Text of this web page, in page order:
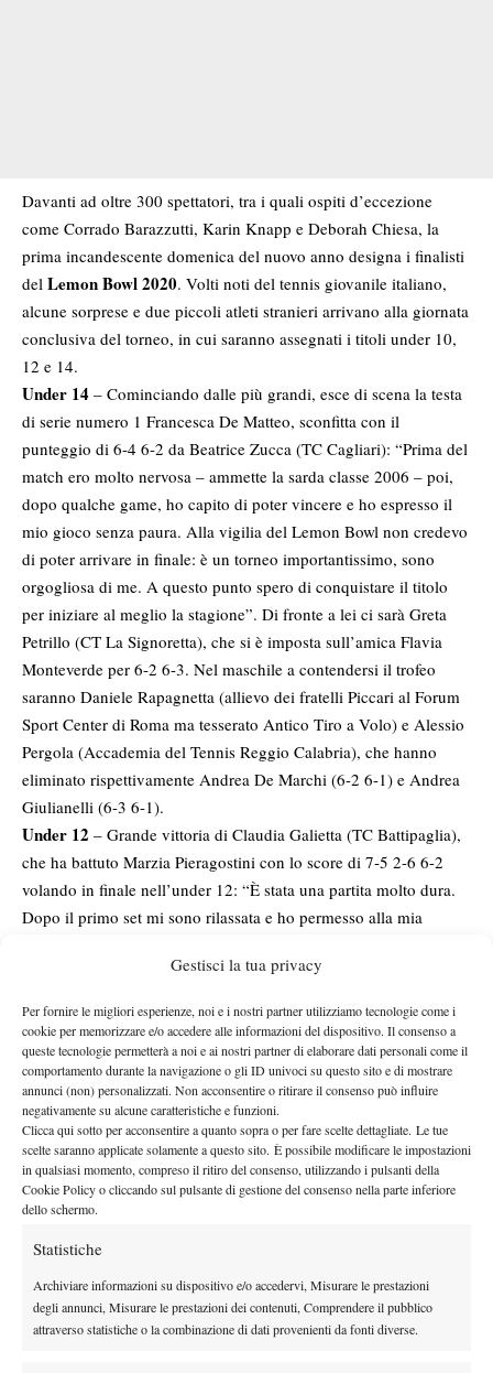
Gestisci la tua privacy
Per fornire le migliori esperienze, noi e i nostri partner utilizziamo tecnologie come i
cookie per memorizzare e/o accedere alle informazioni del dispositivo. Il consenso a
queste tecnologie permetterà a noi e ai nostri partner di elaborare dati personali come il
comportamento durante la navigazione o gli ID univoci su questo sito e di mostrare
annunci (non) personalizzati. Non acconsentire o ritirare il consenso può influire
negativamente su alcune caratteristiche e funzioni.
Clicca qui sotto per acconsentire a quanto sopra o per fare scelte dettagliate. Le tue
scelte saranno applicate solamente a questo sito. È possibile modificare le impostazioni
in qualsiasi momento, compreso il ritiro del consenso, utilizzando i pulsanti della
Cookie Policy o cliccando sul pulsante di gestione del consenso nella parte inferiore
dello schermo.
Statistiche
Archiviare informazioni su dispositivo e/o accedervi, Misurare le prestazioni
degli annunci, Misurare le prestazioni dei contenuti, Comprendere il pubblico
attraverso statistiche o la combinazione di dati provenienti da fonti diverse.
Davanti ad oltre 300 spettatori, tra i quali ospiti d’eccezione
come Corrado Barazzutti, Karin Knapp e Deborah Chiesa, la
prima incandescente domenica del nuovo anno designa i finalisti
del Lemon Bowl 2020. Volti noti del tennis giovanile italiano,
alcune sorprese e due piccoli atleti stranieri arrivano alla giornata
conclusiva del torneo, in cui saranno assegnati i titoli under 10,
12 e 14.
Under 14 – Cominciando dalle più grandi, esce di scena la testa
di serie numero 1 Francesca De Matteo, sconfitta con il
punteggio di 6-4 6-2 da Beatrice Zucca (TC Cagliari): “Prima del
match ero molto nervosa – ammette la sarda classe 2006 – poi,
dopo qualche game, ho capito di poter vincere e ho espresso il
mio gioco senza paura. Alla vigilia del Lemon Bowl non credevo
di poter arrivare in finale: è un torneo importantissimo, sono
orgogliosa di me. A questo punto spero di conquistare il titolo
per iniziare al meglio la stagione”. Di fronte a lei ci sarà Greta
Petrillo (CT La Signoretta), che si è imposta sull’amica Flavia
Monteverde per 6-2 6-3. Nel maschile a contendersi il trofeo
saranno Daniele Rapagnetta (allievo dei fratelli Piccari al Forum
Sport Center di Roma ma tesserato Antico Tiro a Volo) e Alessio
Pergola (Accademia del Tennis Reggio Calabria), che hanno
eliminato rispettivamente Andrea De Marchi (6-2 6-1) e Andrea
Giulianelli (6-3 6-1).
Under 12 – Grande vittoria di Claudia Galietta (TC Battipaglia),
che ha battuto Marzia Pieragostini con lo score di 7-5 2-6 6-2
volando in finale nell’under 12: “È stata una partita molto dura.
Dopo il primo set mi sono rilassata e ho permesso alla mia
concentrazione ed è andata bene”. Nicole Molaro (TC Parioli)
6-3 6-2. Tra i maschi si interrompe la corsa del qualificato Dennis
Spircu, eliminato con il punteggio di 6-3 6-1 da Antonio
Marigliano (Atheneo Tennis Napoli). Avanti anche Lorenzo De
Vizia (CT Giotto Arezzo), giustiziere di Leonardo Leti Messina
per 7-5 6-2.
Under 10– Brilla Camilla Castracani: l’americana classe 2010
ha lasciato 2 game (6-1 6-1) anche a Francesca Montorsi,
raggiungendo la finale under 10. La sua avversaria sarà Silvia
Dalle Molle (Atlas ASD di Roma), che ha eliminato (7-5 6-3)
Sara Brescini. A contendersi il titolo maschile saranno Andrei
Radu, numero 2 della Romania (6-1 6-1 ad Andrea Cerbo) e
Stefano Palanza dell’SGT Sport di Chieti (6-1 6-2 a Riccardo